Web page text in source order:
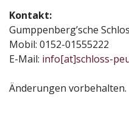
Kontakt:
Gumppenberg’sche
Mobil: 0152-01555222
E-Mail: info[at]schloss-
Änderungen vorbehalten.